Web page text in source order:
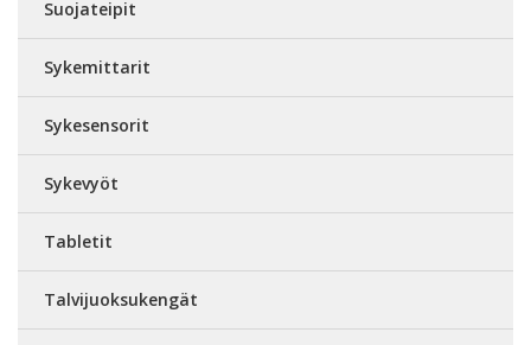
Suojateipit
Sykemittarit
Sykesensorit
Sykevyöt
Tabletit
Talvijuoksukengät